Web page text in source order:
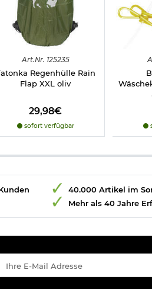
Art.Nr. 125235
Regenhülle Rain
Flap XXL oliv
29,98€
sofort verfügbar
40.000 Artikel im
Mehr als 40 Jahre